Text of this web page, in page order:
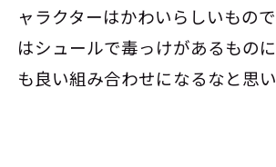
ャラクターはかわいらしいもの
はシュールで毒っけがあるもの
も良い組み合わせになるなと思い